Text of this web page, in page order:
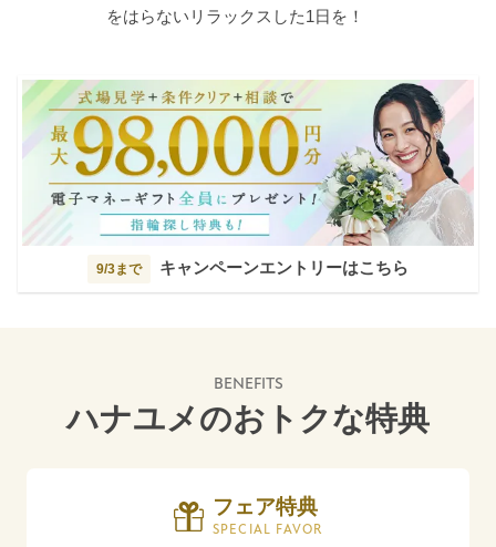
をはらないリラックスした1日を！
9/3まで キャンペーンエントリーはこちら
BENEFITS
ハナユメのおトクな特典
フェア特典
SPECIAL FAVOR